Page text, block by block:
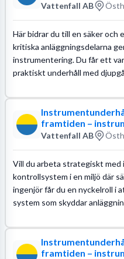
Vattenfall AB
Här bidrar du till en säker och
kritiska anläggningsdelarna
instrumentering. Du får ett
praktiskt underhåll med
framtiden –
Vattenfall AB
Vill du arbeta strategiskt
kontrollsystem i en miljö där
ingenjör får du en nyckelroll i
system som skyddar
framtiden –